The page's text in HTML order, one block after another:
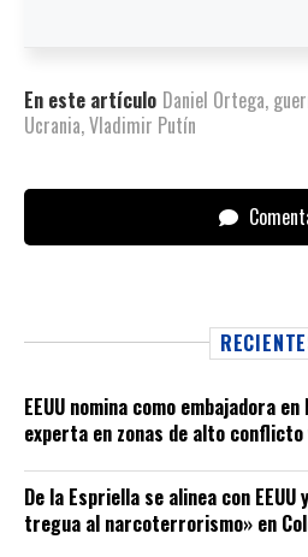
En este artículo Daniel Ortega,
Ucrania,Vladimir Putín
EEUU nomina como embajadora
experta en zonas de alto
De la Espriella se alinea con
tregua al narcoterrorismo» en